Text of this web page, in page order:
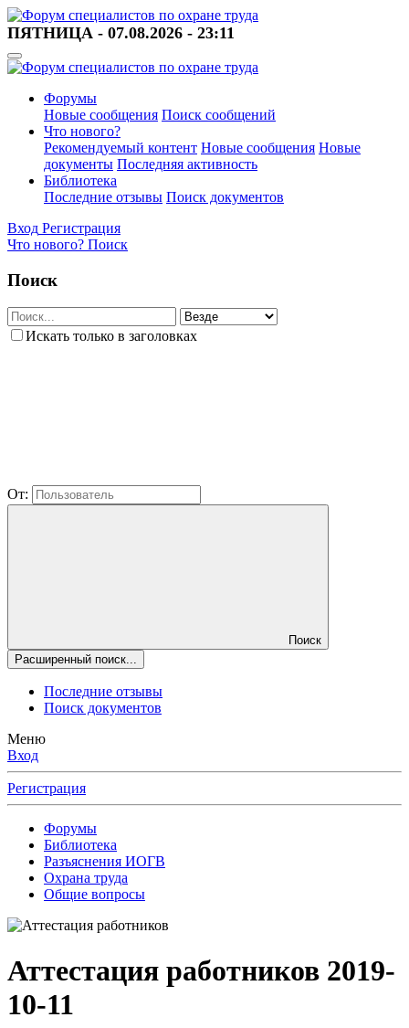
ПЯТНИЦА - 07.08.2026 - 23:11
Форумы
Новые сообщения Поиск сообщений
Что нового?
Рекомендуемый контент Новые сообщения Новые
документы Последняя активность
Библиотека
Последние отзывы Поиск документов
Вход Регистрация
Что нового? Поиск
Поиск
Искать только в заголовках
От:
Поиск
Расширенный поиск...
Последние отзывы
Поиск документов
Меню
Вход
Регистрация
Форумы
Библиотека
Разъяснения ИОГВ
Охрана труда
Общие вопросы
Аттестация работников 2019-
10-11